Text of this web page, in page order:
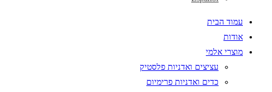
עמוד הבית
אודות
מוצרי אלמי
עציצים ואדניות פלסטיק
כדים ואדניות פרימיום